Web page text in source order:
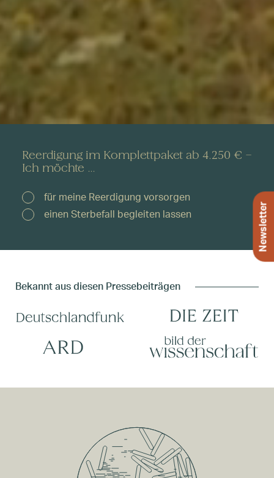
Reerdigung im Komplettpaket ab 4.250 € –
Ich möchte ...
für meine Reerdigung vorsorgen
einen Sterbefall begleiten lassen
Bekannt aus diesen Pressebeiträgen
Newsletter